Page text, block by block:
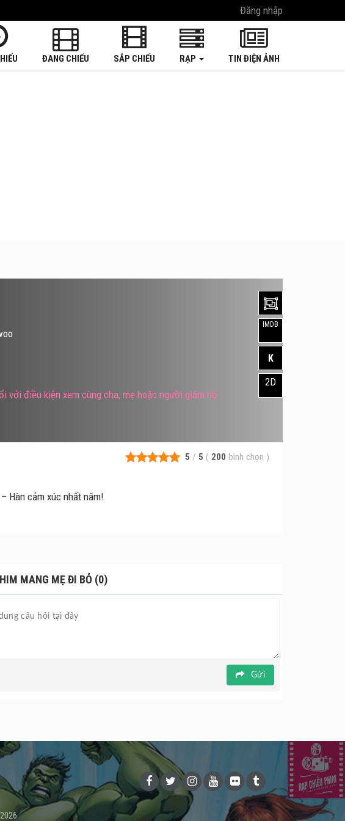
Đăng nhập
ĐANG CHIẾU SẮP CHIẾU RẠP TIN ĐIỆN ẢNH
5 / 5 ( 200 bình chọn )
Hàn cảm xúc nhất năm!
với điều kiện xem cùng cha, mẹ hoặc người giám hộ
IMDB
K
2D
MANG MẸ ĐI BỎ (0)
Gửi